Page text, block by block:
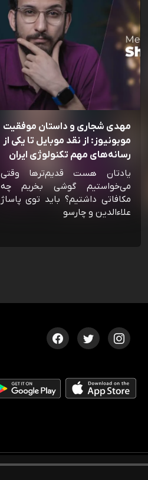
مهدی شجاری و داستان موفقیت
موبونیوز: از نقد موبایل تا یکی از
رسانه‌‌های مهم تکنولوژی ایران
یادتان هست قدیم‌ترها وقتی
می‌خواستیم گوشی بخریم چه
مکافاتی داشتیم؟ باید توی پاساژ
علاءالدین و چارسو